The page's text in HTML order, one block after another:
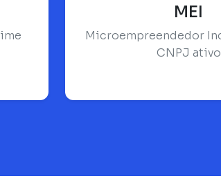
MEI
Microempreendedor
CNPJ ativo